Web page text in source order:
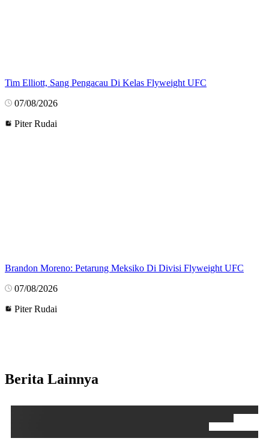
Tim Elliott, Sang Pengacau Di Kelas Flyweight UFC
07/08/2026
Piter Rudai
Brandon Moreno: Petarung Meksiko Di Divisi Flyweight UFC
07/08/2026
Piter Rudai
Berita Lainnya